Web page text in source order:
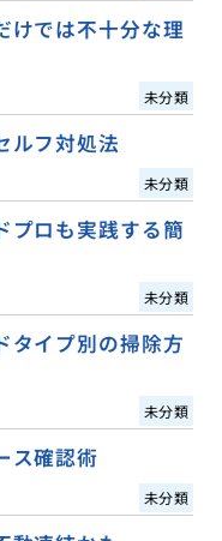
けでは不十分な理
未分類
ルフ対処法
未分類
プロも実践する簡
未分類
タイプ別の掃除方
未分類
ス確認術
未分類